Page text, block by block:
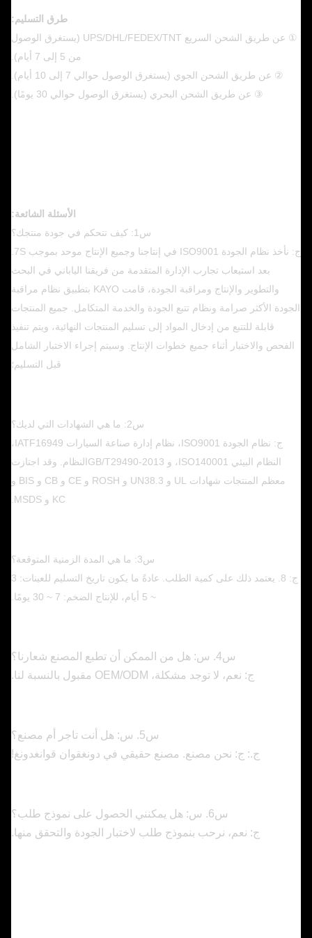
طرق التسليم:
① عن طريق الشحن السريع UPS/DHL/FEDEX/TNT (يستغرق الوصول
من 5 إلى 7 أيام).
② عن طريق الشحن الجوي (يستغرق الوصول حوالي 7 إلى 10 أيام).
③ عن طريق الشحن البحري (يستغرق الوصول حوالي 30 يومًا).
الأسئلة الشائعة:
س1: كيف تتحكم في جودة منتجك؟
بعد استيعاب تجارب الإدارة المتقدمة من فريقنا الياباني في البحث
والتطوير والإنتاج ومراقبة الجودة، قامت KAYO بتطبيق نظام مراقبة
الجودة الأكثر صرامة ونظام تتبع الجودة والخدمة المتكامل. جميع المنتجات
قابلة للتتبع من إدخال المواد إلى تسليم المنتجات النهائية، ويتم تنفيذ
الفحص والاختبار أثناء جميع خطوات الإنتاج. وسيتم إجراء الاختبار الشامل
قبل التسليم؛
س2: ما هي الشهادات التي لديك؟
ج: نظام الجودة ISO9001، نظام إدارة صناعة السيارات IATF16949،
النظام البيئي ISO140001، و GB/T29490-2013
النظام. وقد اجتازت
معظم المنتجات شهادات UL و UN38.3 و ROSH و CE و CB و BIS و
KC و MSDS.
س3: ما هي المدة الزمنية المتوقعة؟
ج: 8. يعتمد ذلك على كمية الطلب. عادةً ما يكون تاريخ التسليم للعينات: 3
~ 5 أيام، للإنتاج الضخم: 7 ~ 30 يومًا.
س4. س: هل من الممكن أن تطبع المصنع شعارنا؟
ج: نعم، لا توجد مشكلة، OEM/ODM مقبول بالنسبة لنا.
س5. س: هل أنت تاجر أم مصنع؟
ج.: ج: نحن مصنع. مصنع حقيقي في دونغقوان قوانغدونغ!
س6. س: هل يمكنني الحصول على نموذج طلب؟
ج: نعم، نرحب بنموذج طلب لاختبار الجودة والتحقق منها.